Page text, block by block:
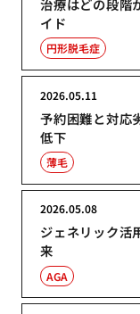
治療はどの段階
イド
円形脱毛症
予約困難と対応
低下
2026.05.11
薄毛
ジェネリック活
来
2026.05.08
AGA